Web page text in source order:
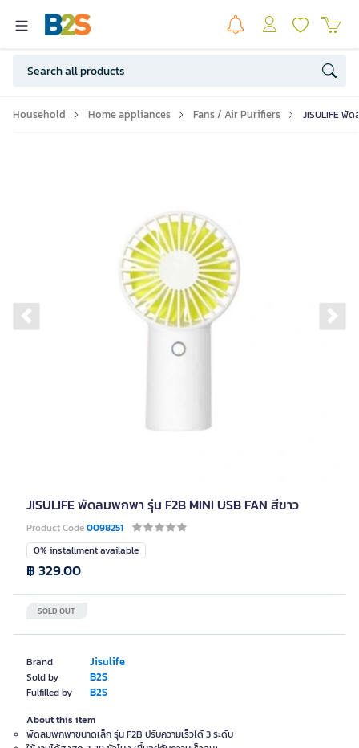
Household Home appliances Fans / Air Purifiers JISULIFE พัด
Previous slide
JISULIFE พัดลมพกพา รุ่น F2B MINI USB FAN สีขาว
Product Code0098251
Brand Jisulife
Sold by B2S
Fulfilled by B2S
0% installment available
SOLD OUT
฿ 329.00
About this item
พัดลมพกพาขนาดเล็ก รุ่น F2B ปรับความเร็วได้ 3 ระดับ